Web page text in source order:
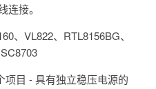
接。
、VL822、RTL8156BG、
目 - 具有独立稳压电源的